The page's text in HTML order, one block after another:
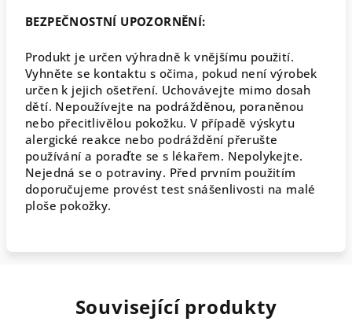
BEZPEČNOSTNÍ UPOZORNĚNÍ:
Produkt je určen výhradně k vnějšímu použití.
Vyhněte se kontaktu s očima, pokud není výrobek
určen k jejich ošetření. Uchovávejte mimo dosah
dětí. Nepoužívejte na podrážděnou, poraněnou
nebo přecitlivělou pokožku. V případě výskytu
alergické reakce nebo podráždění přerušte
používání a poraďte se s lékařem. Nepolykejte.
Nejedná se o potraviny. Před prvním použitím
doporučujeme provést test snášenlivosti na malé
ploše pokožky.
Související produkty